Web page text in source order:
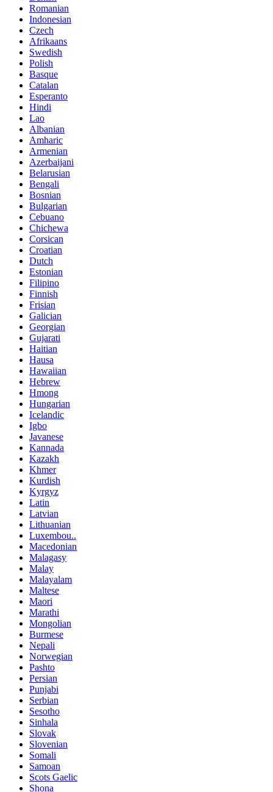
Romanian
Indonesian
Czech
Afrikaans
Swedish
Polish
Basque
Catalan
Esperanto
Hindi
Lao
Albanian
Amharic
Armenian
Azerbaijani
Belarusian
Bengali
Bosnian
Bulgarian
Cebuano
Chichewa
Corsican
Croatian
Dutch
Estonian
Filipino
Finnish
Frisian
Galician
Georgian
Gujarati
Haitian
Hausa
Hawaiian
Hebrew
Hmong
Hungarian
Icelandic
Igbo
Javanese
Kannada
Kazakh
Khmer
Kurdish
Kyrgyz
Latin
Latvian
Lithuanian
Luxembou..
Macedonian
Malagasy
Malay
Malayalam
Maltese
Maori
Marathi
Mongolian
Burmese
Nepali
Norwegian
Pashto
Persian
Punjabi
Serbian
Sesotho
Sinhala
Slovak
Slovenian
Somali
Samoan
Scots Gaelic
Shona